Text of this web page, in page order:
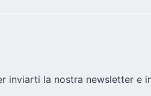
inviarti la nostra newsletter